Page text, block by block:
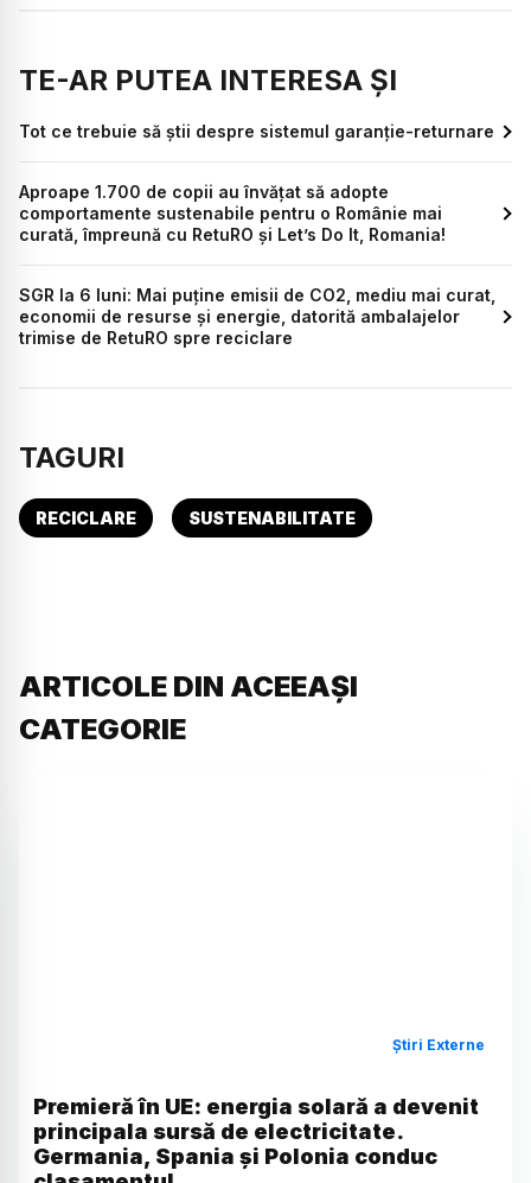
TE-AR PUTEA INTERESA ȘI
Tot ce trebuie să știi despre sistemul garanție-returnare
Aproape 1.700 de copii au învățat să adopte
comportamente sustenabile pentru o Românie mai
curată, împreună cu RetuRO și Let’s Do It, Romania!
SGR la 6 luni: Mai puține emisii de CO2, mediu mai curat,
economii de resurse și energie, datorită ambalajelor
trimise de RetuRO spre reciclare
TAGURI
RECICLARE SUSTENABILITATE
ARTICOLE DIN ACEEAȘI
CATEGORIE
Știri Externe
Premieră în UE: energia solară a devenit
principala sursă de electricitate.
Germania, Spania și Polonia conduc